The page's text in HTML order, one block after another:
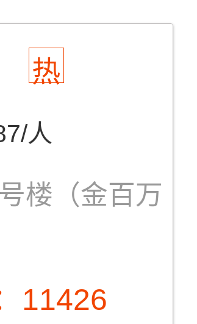
热
人
楼（金百万
11426